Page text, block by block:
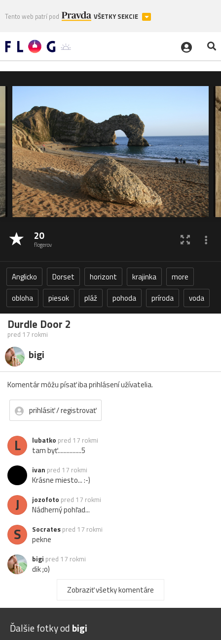
Tento web patrí pod VŠETKY SEKCIE
20
flogerov
Anglicko Dorset horizont krajinka
more
obloha
piesok pláž pohoda príroda voda
Durdle Door 2
pred 17 rokmi
bigi
Komentár môžu písať iba prihlásení užívatelia.
prihlásiť / registrovať
L lubatko pred 17 rokmi
tam byť................5
ivan pred 17 rokmi
Krásne miesto... :-)
J jozofoto pred 17 rokmi
Nádherný pohľad...
S Socrates pred 17 rokmi
pekne
bigi pred 17 rokmi
dik ;o)
pred 17 rokmi
Zobraziť všetky komentáre
Ďalšie fotky od bigi